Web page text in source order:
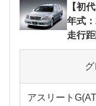
【初代
年式
走行
アスリート